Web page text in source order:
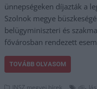
ünnepségeken díjazták a
Szolnok megye
belügyminiszteri és
fővárosban rendezett
TOVÁBB OLVASOM
JNSZ megyei hírek díj,